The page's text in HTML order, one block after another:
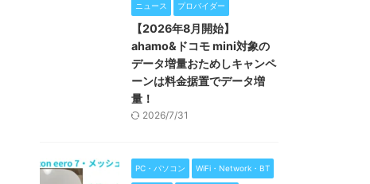
ニュース プロバイダー
【2026年8月開始】
ahamo&ドコモ mini対象の
データ増量おためしキャンペ
ーンは料金据置でデータ増
量！
2026/7/31
PC・パソコン WiFi・Network・BT